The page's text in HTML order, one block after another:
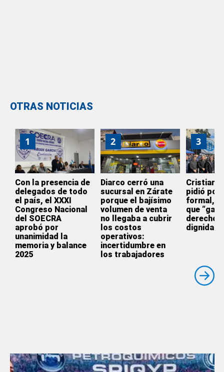
OTRAS NOTICIAS
1
Con la presencia de
delegados de todo
el país, el XXXI
Congreso Nacional
del SOECRA
aprobó por
unanimidad la
memoria y balance
2025
2
Diarco cerró una
sucursal en Zárate
porque el bajísimo
volumen de venta
no llegaba a cubrir
los costos
operativos:
incertidumbre en
los trabajadores
3
Cristian
pidió por
formal,
que
derechos
dignidad”